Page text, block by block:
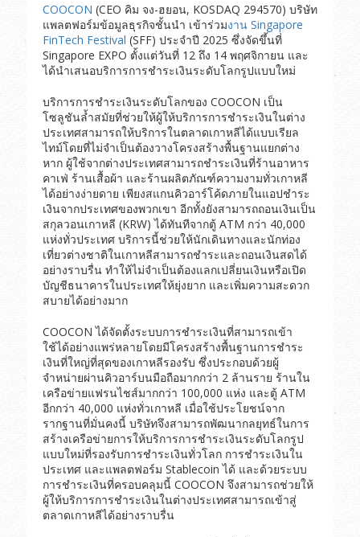
COOCON (CEO คิม จง-ฮยอน, KOSDAQ 294570) บริษัท
แพลตฟอร์มข้อมูลธุรกิจชั้นนำ เข้าร่วมงาน Singapore
FinTech Festival (SFF) ประจำปี 2025 ซึ่งจัดขึ้นที่
Singapore EXPO ตั้งแต่วันที่ 12 ถึง 14 พฤศจิกายน และ
ได้นำเสนอบริการการชำระเงินระดับโลกรูปแบบใหม่
บริการการชำระเงินระดับโลกของ COOCON เป็น
โซลูชันล้ำสมัยที่ช่วยให้ผู้ให้บริการการชำระเงินในต่าง
ประเทศสามารถให้บริการในตลาดเกาหลีได้แบบเรียล
ไทม์โดยที่ไม่จำเป็นต้องวางโครงสร้างพื้นฐานแยกต่าง
หาก ผู้ใช้จากต่างประเทศสามารถชำระเงินที่ร้านอาหาร
คาเฟ่ ร้านเสื้อผ้า และร้านผลิตภัณฑ์ความงามทั่วเกาหลี
ได้อย่างง่ายดาย เพียงสแกนคิวอาร์โค้ดภายในแอปชำระ
เงินจากประเทศของพวกเขา อีกทั้งยังสามารถถอนเงินเป็น
สกุลวอนเกาหลี (KRW) ได้ทันทีจากตู้ ATM กว่า 40,000
แห่งทั่วประเทศ บริการนี้ช่วยให้นักเดินทางและนักท่อง
เที่ยวต่างชาติในเกาหลีสามารถชำระและถอนเงินสดได้
อย่างราบรื่น ทำให้ไม่จำเป็นต้องแลกเปลี่ยนเงินหรือเปิด
บัญชีธนาคารในประเทศให้ยุ่งยาก และเพิ่มความสะดวก
สบายได้อย่างมาก
COOCON ได้จัดตั้งระบบการชำระเงินที่สามารถเข้า
ใช้ได้อย่างแพร่หลายโดยมีโครงสร้างพื้นฐานการชำระ
เงินที่ใหญ่ที่สุดของเกาหลีรองรับ ซึ่งประกอบด้วยผู้
จำหน่ายผ่านคิวอาร์บนมือถือมากกว่า 2 ล้านราย ร้านใน
เครือข่ายแฟรนไชส์มากกว่า 100,000 แห่ง และตู้ ATM
อีกกว่า 40,000 แห่งทั่วเกาหลี เมื่อใช้ประโยชน์จาก
รากฐานที่มั่นคงนี้ บริษัทจึงสามารถพัฒนากลยุทธ์ในการ
สร้างเครือข่ายการให้บริการการชำระเงินระดับโลกรูป
แบบใหม่ที่รองรับการชำระเงินทั่วโลก การชำระเงินใน
ประเทศ และแพลตฟอร์ม Stablecoin ได้ และด้วยระบบ
การชำระเงินที่ครอบคลุมนี้ COOCON จึงสามารถช่วยให้
ผู้ให้บริการการชำระเงินในต่างประเทศสามารถเข้าสู่
ตลาดเกาหลีได้อย่างราบรื่น